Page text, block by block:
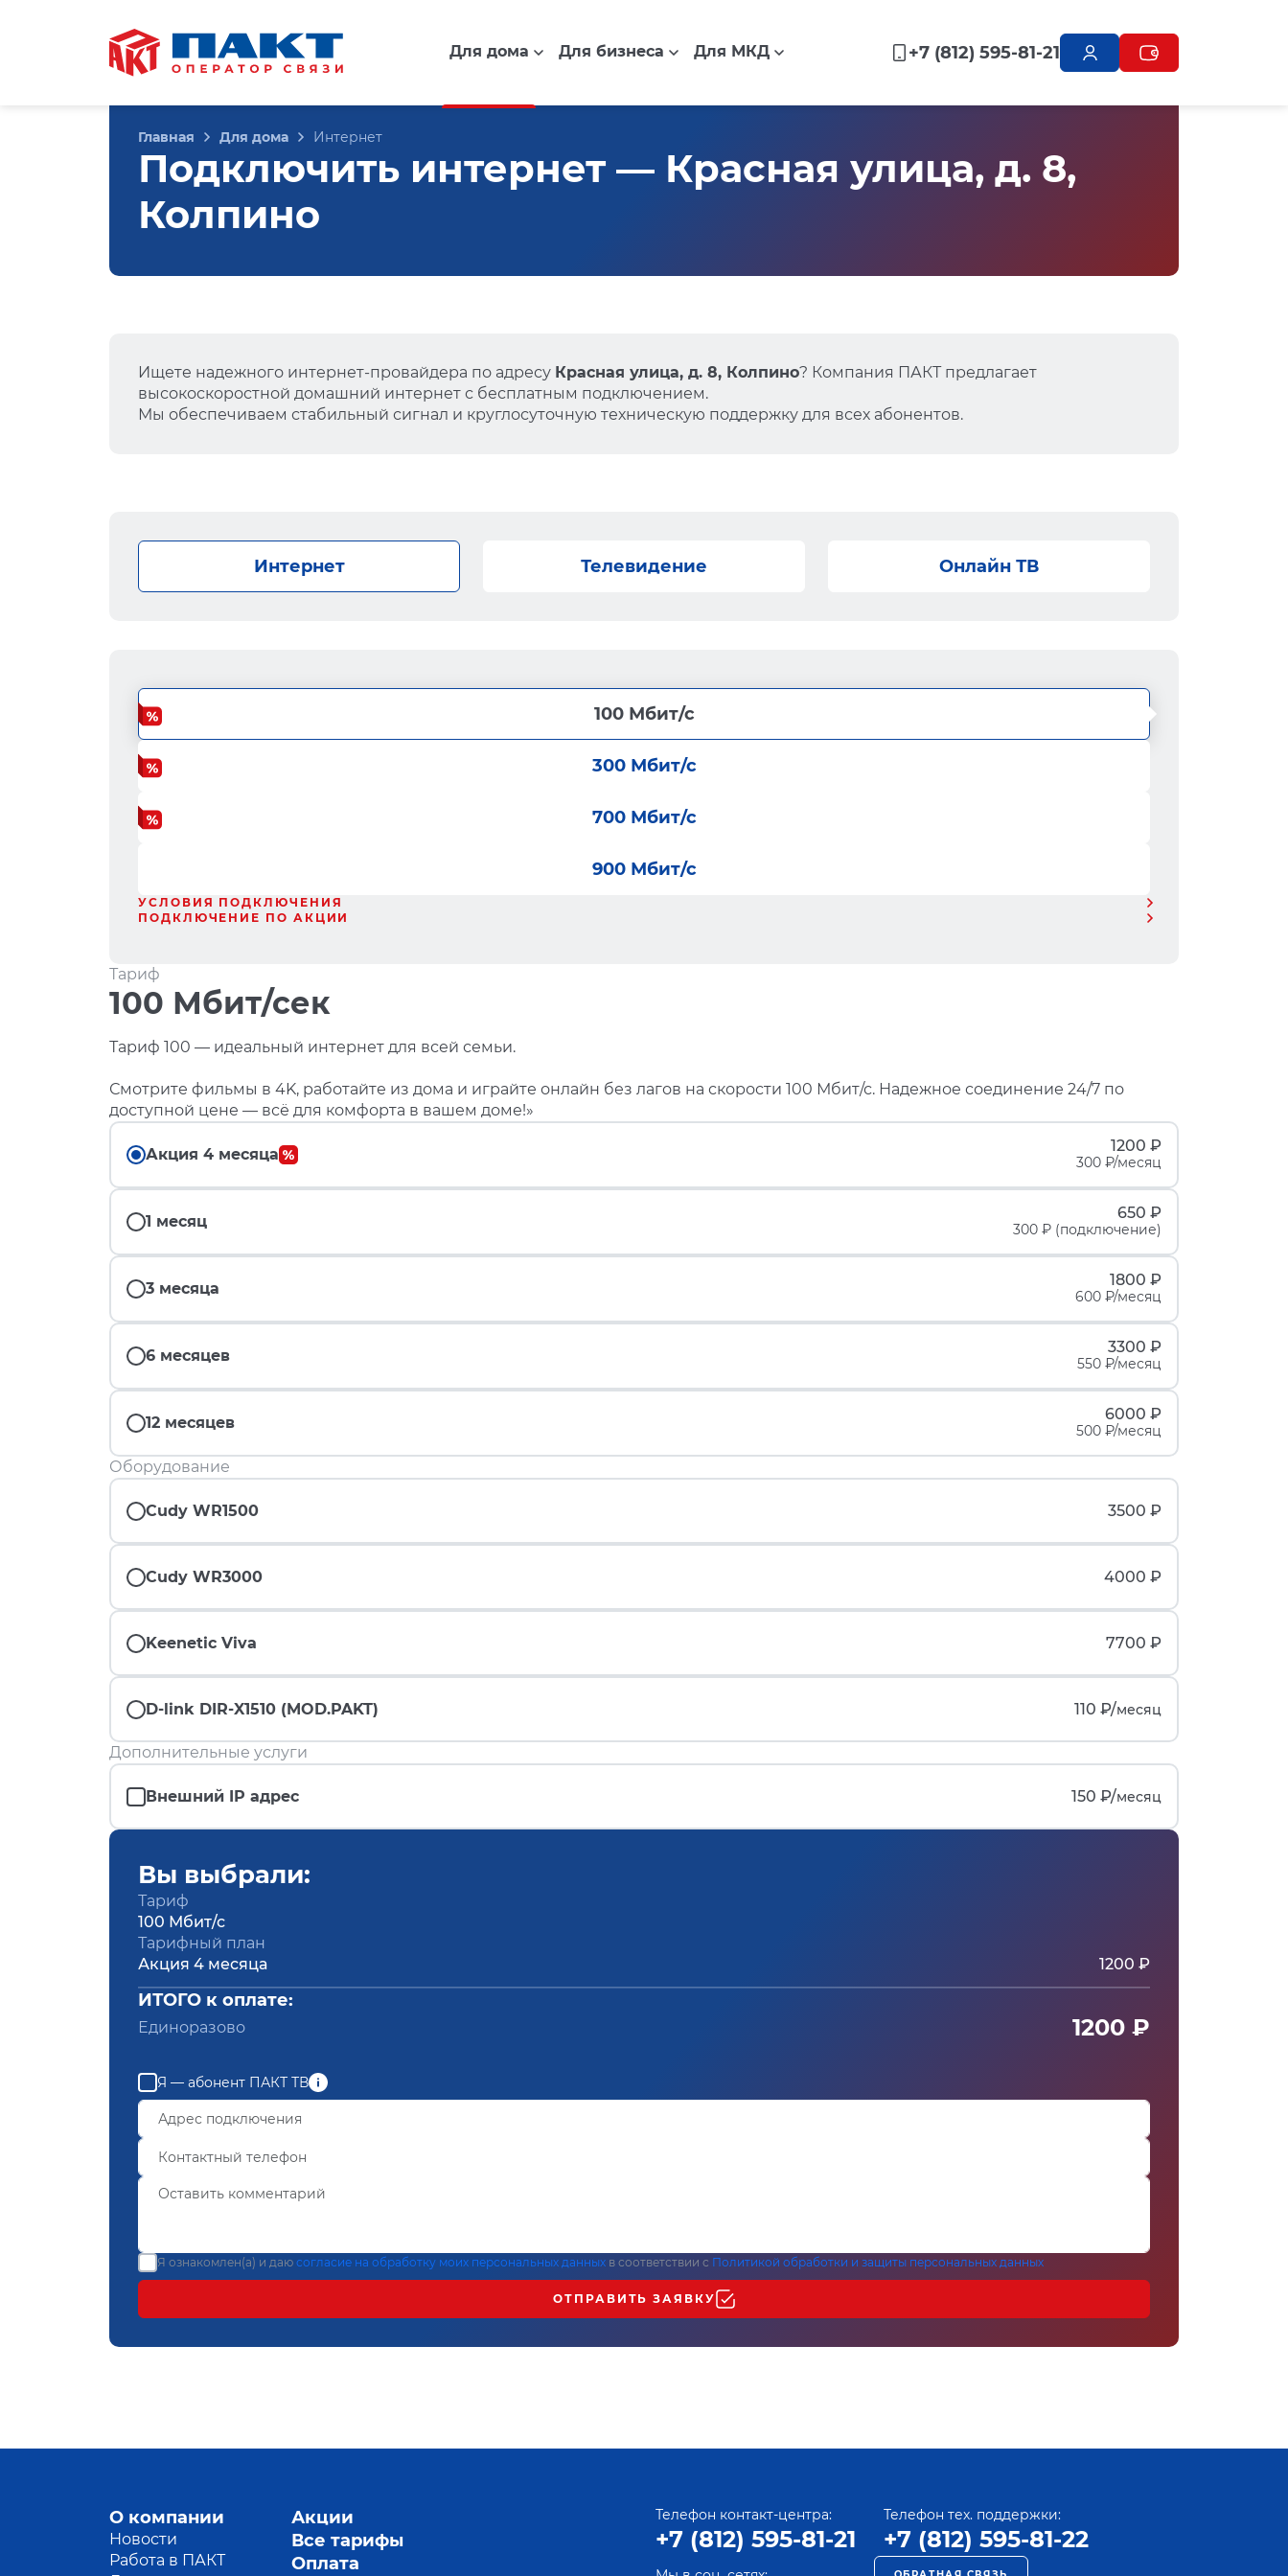
Для дома Для бизнеса Для МКД +7 (812) 595-81-21
Главная Для дома Интернет
Подключить интернет — Красная улица, д. 8,
Колпино
Ищете надежного интернет-провайдера по адресу Красная улица, д. 8, Колпино? Компания ПАКТ предлагает
высокоскоростной домашний интернет с бесплатным подключением.
Мы обеспечиваем стабильный сигнал и круглосуточную техническую поддержку для всех абонентов.
Интернет Телевидение Онлайн ТВ
100 Мбит/с
300 Мбит/с
700 Мбит/с
900 Мбит/с
УСЛОВИЯ ПОДКЛЮЧЕНИЯ
ПОДКЛЮЧЕНИЕ ПО АКЦИИ
Тариф
100 Мбит/сек
Тариф 100 — идеальный интернет для всей семьи.
Смотрите фильмы в 4K, работайте из дома и играйте онлайн без лагов на скорости 100 Мбит/с. Надежное соединение 24/7 по
доступной цене — всё для комфорта в вашем доме!»
Акция 4 месяца 1200 ₽
300 ₽/месяц
1 месяц 650 ₽
300 ₽ (подключение)
3 месяца 1800 ₽
600 ₽/месяц
6 месяцев 3300 ₽
550 ₽/месяц
12 месяцев 6000 ₽
500 ₽/месяц
Оборудование
Cudy WR1500 3500 ₽
Cudy WR3000 4000 ₽
Keenetic Viva 7700 ₽
D-link DIR-X1510 (MOD.PAKT) 110 ₽/месяц
Дополнительные услуги
Внешний IP адрес 150 ₽/месяц
Вы выбрали:
Тариф
100 Мбит/с
Тарифный план
Акция 4 месяца
1200 ₽
ИТОГО к оплате:
Единоразово 1200 ₽
Я — абонент ПАКТ ТВ
Я ознакомлен(а) и даю согласие на обработку моих персональных данных в соответствии с Политикой обработки и защиты персональных данных
ОТПРАВИТЬ ЗАЯВКУ
О компании
Новости
Работа в ПАКТ
Акции
Все тарифы
Оплата
Телефон контакт-центра:
+7 (812) 595-81-21
Телефон тех. поддержки:
+7 (812) 595-81-22